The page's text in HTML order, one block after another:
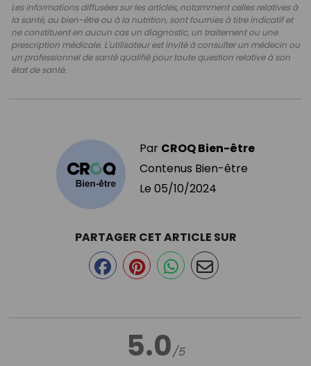
Les informations diffusées sur les articles, notamment celles relatives à
la santé, au bien-être ou à la nutrition, sont fournies à titre indicatif et
ne constituent en aucun cas un diagnostic, un traitement ou une
prescription médicale. L'utilisateur est invité à consulter un médecin ou
un professionnel de santé qualifié pour toute question relative à son
état de santé.
Par CROQ Bien-être
Contenus Bien-être
Le 05/10/2024
5.0/5
PARTAGER CET ARTICLE SUR